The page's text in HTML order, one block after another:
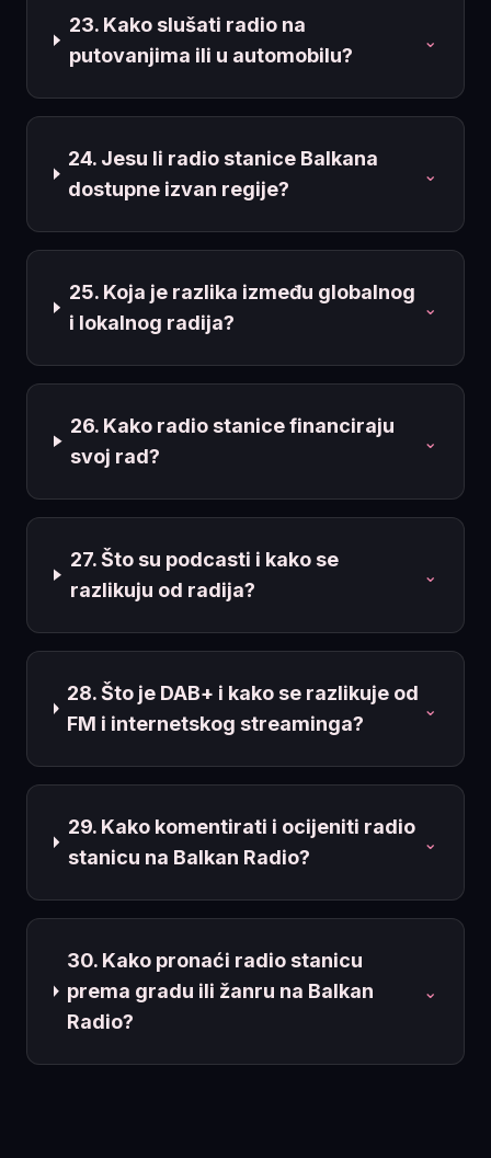
23. Kako slušati radio na
putovanjima ili u automobilu?
⌄
24. Jesu li radio stanice Balkana
dostupne izvan regije?
⌄
25. Koja je razlika između globalnog
i lokalnog radija?
⌄
26. Kako radio stanice financiraju
svoj rad?
⌄
27. Što su podcasti i kako se
razlikuju od radija?
⌄
28. Što je DAB+ i kako se razlikuje od
FM i internetskog streaminga?
⌄
29. Kako komentirati i ocijeniti radio
stanicu na Balkan Radio?
⌄
30. Kako pronaći radio stanicu
prema gradu ili žanru na Balkan
Radio?
⌄